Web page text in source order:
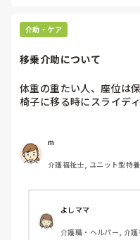
わなかったりが辞める原
辞めさせたくないからそ
いますよ。
働いてから考えてもいい
ってなれば、ユニットへ
辞めますみたいな感じで
せようとした発言なんて
もちろん同じところで長
設で働くことで、取り組
すよ。たいていどこの
介助・ケア
移乗介助について
体重の重たい人、座位は
椅子に移る時にスライデ
m
介護福祉士, ユニット型特養
よしママ
介護職・ヘルパー, 介